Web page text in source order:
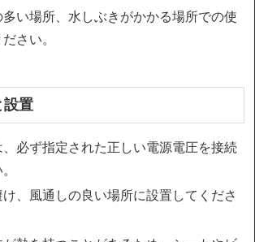
い場所、水しぶきがかかる場所での使
さい。
設置
、必ず指定された正しい電源電圧を接続
、風通しの良い場所に設置してくださ